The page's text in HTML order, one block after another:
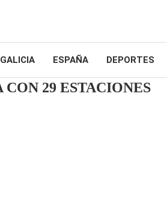
GALICIA ESPAÑA DEPORTES
29 ESTACIONES